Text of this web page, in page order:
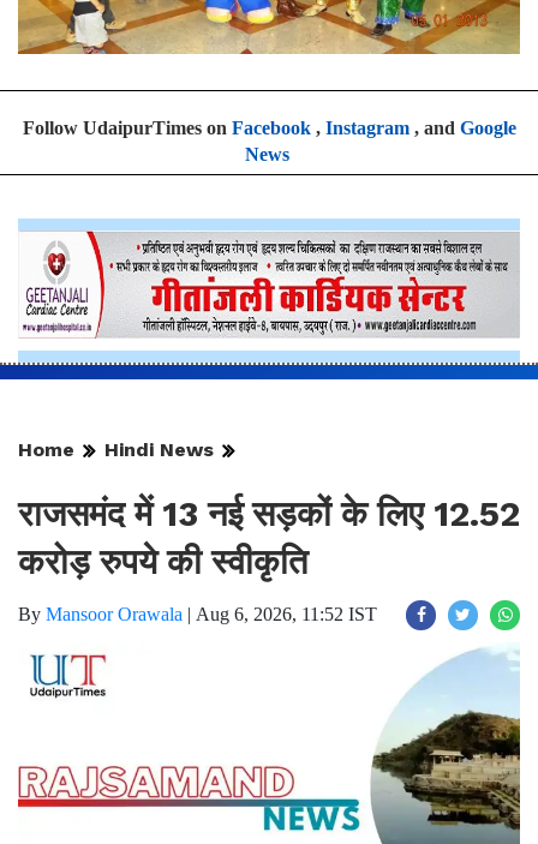
Follow UdaipurTimes on Facebook, Instagram, and Google
News
Home Hindi News
राजसमंद में 13 नई सड़कों के लिए 12.52
करोड़ रुपये की स्वीकृति
By Mansoor Orawala Aug 6, 2026, 11:52 IST